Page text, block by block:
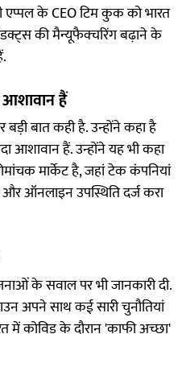
के CEO टिम कुक को भारत
की मैन्यूफैक्चरिंग बढ़ाने के
हैं
बात कही है. उन्होंने कहा है
आशावान हैं. उन्होंने यह भी कहा
मार्केट है, जहां टेक कंपनियां
और ऑनलाइन उपस्थिति दर्ज करा
के सवाल पर भी जानकारी दी.
अपने साथ कई सारी चुनौतियां
कोविड के दौरान 'काफी अच्छा'